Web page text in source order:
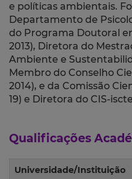
e políticas ambientais.
Departamento de
do Programa Doutoral
2013), Diretora do
Ambiente e
Membro do Conselho
2014), e da Comissão
19) e Diretora do CIS-
Qualificações
Universidade/Instituição